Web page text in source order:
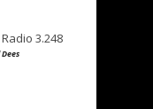
3.248